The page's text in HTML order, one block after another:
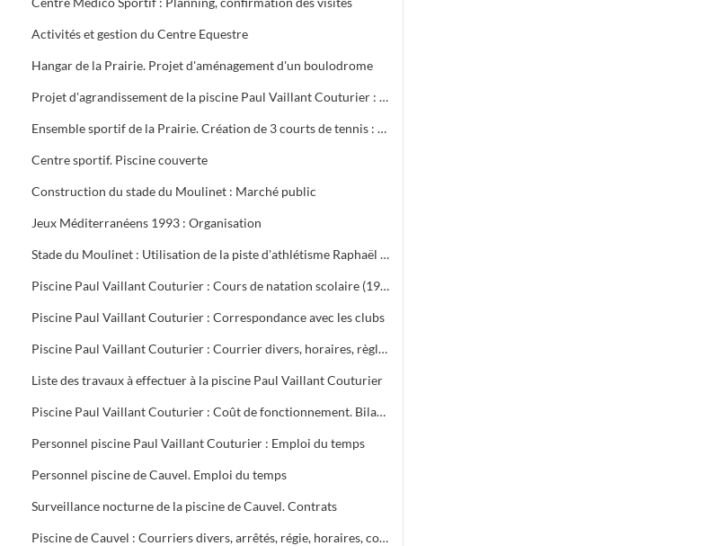
Activités et gestion du Centre Equestre
Hangar de la Prairie. Projet d'aménagement d'un boulodrome
Projet d'agrandissement de la piscine Paul Vaillant Couturier : 6 plans
Ensemble sportif de la Prairie. Création de 3 courts de tennis : 1ère tranche (1997). Projet d'éclairage (1983)
Centre sportif. Piscine couverte
Construction du stade du Moulinet : Marché public
Jeux Méditerranéens 1993 : Organisation
Stade du Moulinet : Utilisation de la piste d'athlétisme Raphaël Pujazon
Piscine Paul Vaillant Couturier : Cours de natation scolaire (1992-1999). Transport des scolaires (1995-1998). Utilisation de la piscine par les scolaires (1997-1998)
Piscine Paul Vaillant Couturier : Correspondance avec les clubs
Piscine Paul Vaillant Couturier : Courrier divers, horaires, règlement des cours, vols, plan d'organisation de secours, accident du 16 juin 1997, procès-verbal de la Commission de Sécurité
Liste des travaux à effectuer à la piscine Paul Vaillant Couturier
Piscine Paul Vaillant Couturier : Coût de fonctionnement. Bilan d'activité
Personnel piscine Paul Vaillant Couturier : Emploi du temps
Personnel piscine de Cauvel. Emploi du temps
Surveillance nocturne de la piscine de Cauvel. Contrats
Piscine de Cauvel : Courriers divers, arrêtés, régie, horaires, convention chèques loisirs temps libre, procès-verbal Commission de sécurité